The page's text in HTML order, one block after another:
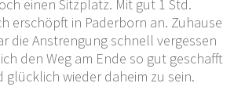
einen Sitzplatz. Mit gut 1 Std.
erschöpft in Paderborn an. Zuhause
die Anstrengung schnell vergessen
den Weg am Ende so gut geschafft
glücklich wieder daheim zu sein.